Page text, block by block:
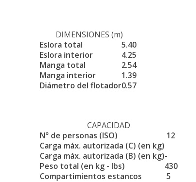
DIMENSIONES (m)
Eslora total
5.40
Eslora interior
4.25
Manga total
2.54
Manga interior
1.39
Diámetro del flotador0.57
CAPACIDAD
N° de personas (ISO)
12
Carga máx. autorizada (C) (en kg)
Carga máx. autorizada (B) (en kg)-
Peso total (en kg - lbs)
430
Compartimientos estancos
5